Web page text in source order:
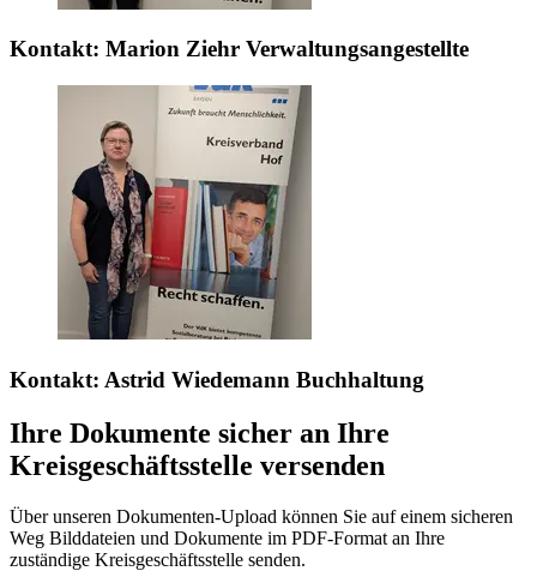
Kontakt: Marion Ziehr Verwaltungsangestellte
Kontakt: Astrid Wiedemann Buchhaltung
Ihre Dokumente sicher an Ihre
Kreisgeschäftsstelle versenden
Über unseren Dokumenten-Upload können Sie auf einem sicheren
Weg Bilddateien und Dokumente im PDF-Format an Ihre
zuständige Kreisgeschäftsstelle senden.